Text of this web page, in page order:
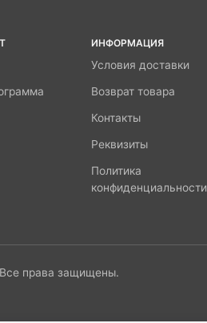
ИНФОРМАЦИЯ
Условия доставки
Возврат товара
Контакты
Реквизиты
Политика
конфиденциальности
права защищены.